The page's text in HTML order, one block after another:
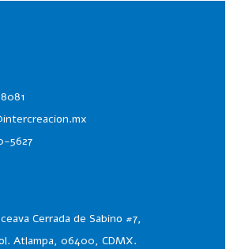
5627
Cerrada de Sabino #7,
Atlampa, 06400, CDMX.